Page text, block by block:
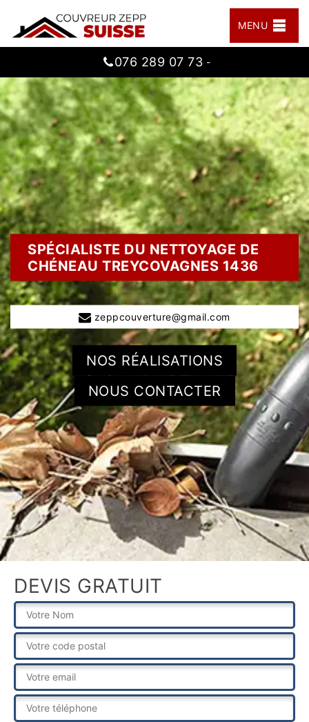
MENU
076 289 07 73 -
SPÉCIALISTE DU NETTOYAGE DE
CHÉNEAU TREYCOVAGNES 1436
zeppcouverture@gmail.com
NOS RÉALISATIONS
NOUS CONTACTER
DEVIS GRATUIT